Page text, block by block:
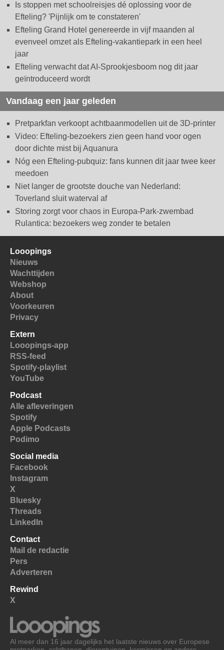
Is stoppen met schoolreisjes dé oplossing voor de
Efteling? 'Pijnlijk om te constateren'
Efteling Grand Hotel genereerde in vijf maanden al
evenveel omzet als Efteling-vakantiepark in een heel
jaar
Efteling verwacht dat AI-Sprookjesboom nog dit jaar
geïntroduceerd wordt
Vandaag een jaar geleden
Pretparkfan verkoopt achtbaanmodellen uit de 3D-printer
Video: Efteling-bezoekers zien geen hand voor ogen
door dichte mist bij Aquanura
Nóg een Efteling-pubquiz: fans kunnen dit jaar twee keer
meedoen
Niet langer de grootste douche van Nederland:
Toverland sluit waterval af
Storing zorgt voor chaos in Europa-Park-zwembad
Rulantica: bezoekers weg zonder te betalen
Looopings
Nieuws
Wachttijden
Webshop
About
Voorkeuren
Privacy
Extern
Looopings-app
RSS-feed
Spotify-playlist
YouTube
Podcast
Alle afleveringen
Spotify
Apple Podcasts
Podimo
Social media
Facebook
Instagram
X
Bluesky
Threads
LinkedIn
Contact
Mail de redactie
Pers
Adverteren
Rewind
X
Al meer dan 16 jaar dagelijks het laatste nieuws over Europese